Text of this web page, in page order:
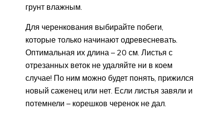
грунт влажным.
Для черенкования выбирайте побеги,
которые только начинают одревесневать.
Оптимальная их длина – 20 см. Листья с
отрезанных веток не удаляйте ни в коем
случае! По ним можно будет понять, прижился
новый саженец или нет. Если листья завяли и
потемнели – корешков черенок не дал.